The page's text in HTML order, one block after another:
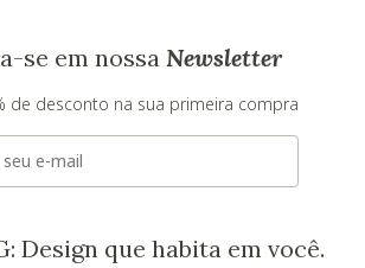
se em nossa Newsletter
de desconto na sua primeira compra
Design que habita em você.